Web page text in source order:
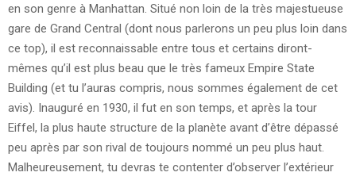
en son genre à Manhattan. Situé non loin de la très majestueuse
gare de Grand Central (dont nous parlerons un peu plus loin dans
ce top), il est reconnaissable entre tous et certains diront-
mêmes qu’il est plus beau que le très fameux Empire State
Building (et tu l’auras compris, nous sommes également de cet
avis). Inauguré en 1930, il fut en son temps, et après la tour
Eiffel, la plus haute structure de la planète avant d’être dépassé
peu après par son rival de toujours nommé un peu plus haut.
Malheureusement, tu devras te contenter d’observer l’extérieur